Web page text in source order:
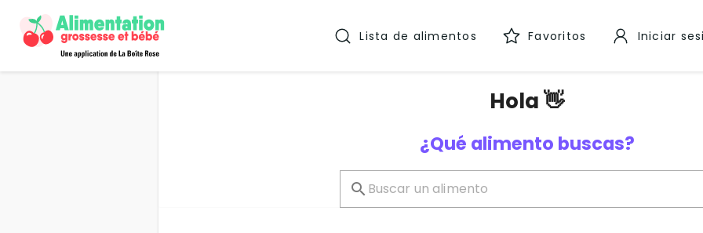
Lista de alimentos Favoritos Iniciar
Hola 👋
¿Qué alimento buscas?